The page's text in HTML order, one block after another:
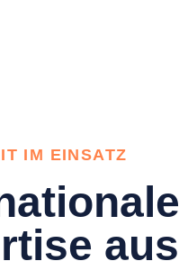
IM EINSATZ
aus